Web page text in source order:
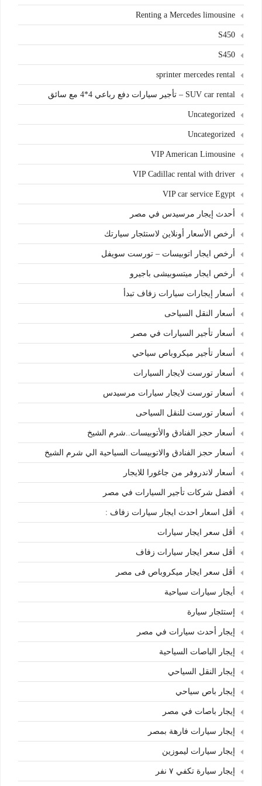
Renting a Mercedes limousine
S450
S450
sprinter mercedes rental
SUV car rental – تأجير سيارات دفع رباعي 4*4 مع سائق
Uncategorized
Uncategorized
VIP American Limousine
VIP Cadillac rental with driver
VIP car service Egypt
أحدث إيجار مرسيدس في مصر
أرخص الأسعار أونلاين لاستئجار سيارتك
أرخص ايجار اتوبيسات – تورست سويفل
أرخص ايجار ميتسوبيشى باجيرو
أسعار إيجارات سيارات زفاف تبدأ
أسعار النقل السياحى
أسعار تأجير السيارات في مصر
أسعار تأجير ميكروباص سياحي
أسعار تورست لايجار السيارات
أسعار تورست لايجار سيارات مرسيدس
أسعار تورست للنقل السياحى
أسعار حجز الفنادق والأتوبيسات..شرم الشيخ
أسعار حجز الفنادق والاتوبيسات السياحية الي شرم الشيخ
أسعار لاندروفر من جاغورا للايجار
أفضل شركات تأجير السيارات في مصر
أقل اسعار احدث ايجار سيارات زفاف :
أقل سعر ايجار سيارات
أقل سعر ايجار سيارات زفاف
أقل سعر ايجار ميكروباص فى مصر
أيجار سيارات سياحية
إستئجار سيارة
إيجار أحدث سيارات في مصر
إيجار الباصات السياحية
إيجار النقل السياحي
إيجار باص سياحي
إيجار باصات في مصر
إيجار سيارات فارهة بمصر
إيجار سيارات ليموزين
إيجار سيارة تكفي ٧ نفر